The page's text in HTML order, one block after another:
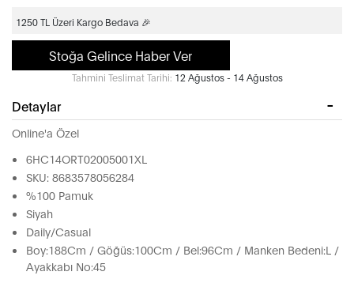
1250 TL Üzeri Kargo Bedava 🎉
Stoğa Gelince Haber Ver
Tahmini Teslimat Tarihi: 12 Ağustos - 14 Ağustos
Detaylar
Online'a Özel
6HC14ORT02005001XL
SKU: 8683578056284
%100 Pamuk
Siyah
Daily/Casual
Boy:188Cm / Göğüs:100Cm / Bel:96Cm / Manken Bedeni:L /
Ayakkabı No:45